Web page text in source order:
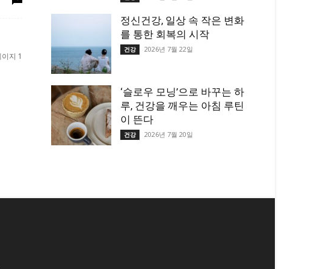
지 1
정신건강, 일상 속 작은 변화
를 통한 회복의 시작
건강 2026년 7월 22일
‘슬로우 모닝’으로 바꾸는 하
루, 건강을 깨우는 아침 루틴
이 뜬다
건강 2026년 7월 20일